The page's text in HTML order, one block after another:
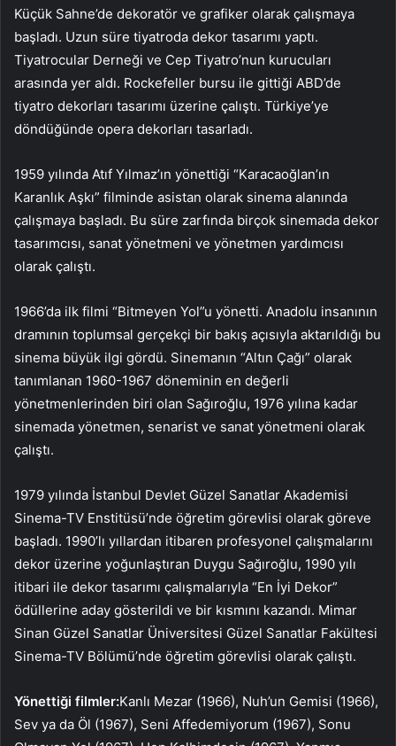
Küçük Sahne’de dekoratör ve grafiker olarak çalışmaya
başladı. Uzun süre tiyatroda dekor tasarımı yaptı.
Tiyatrocular Derneği ve Cep Tiyatro’nun kurucuları
arasında yer aldı. Rockefeller bursu ile gittiği ABD’de
tiyatro dekorları tasarımı üzerine çalıştı. Türkiye’ye
döndüğünde opera dekorları tasarladı.
1959 yılında Atıf Yılmaz’ın yönettiği “Karacaoğlan’ın
Karanlık Aşkı” filminde asistan olarak sinema alanında
çalışmaya başladı. Bu süre zarfında birçok sinemada dekor
tasarımcısı, sanat yönetmeni ve yönetmen yardımcısı
olarak çalıştı.
1966’da ilk filmi “Bitmeyen Yol”u yönetti. Anadolu insanının
dramının toplumsal gerçekçi bir bakış açısıyla aktarıldığı bu
sinema büyük ilgi gördü. Sinemanın “Altın Çağı” olarak
tanımlanan 1960-1967 döneminin en değerli
yönetmenlerinden biri olan Sağıroğlu, 1976 yılına kadar
sinemada yönetmen, senarist ve sanat yönetmeni olarak
çalıştı.
1979 yılında İstanbul Devlet Güzel Sanatlar Akademisi
Sinema-TV Enstitüsü’nde öğretim görevlisi olarak göreve
başladı. 1990’lı yıllardan itibaren profesyonel çalışmalarını
dekor üzerine yoğunlaştıran Duygu Sağıroğlu, 1990 yılı
itibari ile dekor tasarımı çalışmalarıyla “En İyi Dekor”
ödüllerine aday gösterildi ve bir kısmını kazandı. Mimar
Sinan Güzel Sanatlar Üniversitesi Güzel Sanatlar Fakültesi
Sinema-TV Bölümü’nde öğretim görevlisi olarak çalıştı.
Yönettiği filmler:Kanlı Mezar (1966), Nuh’un Gemisi (1966),
Sev ya da Öl (1967), Seni Affedemiyorum (1967), Sonu